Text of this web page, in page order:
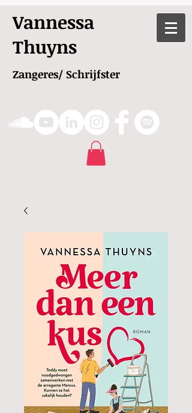
Vannessa
Thuyns
Zangeres/ Schrijfster